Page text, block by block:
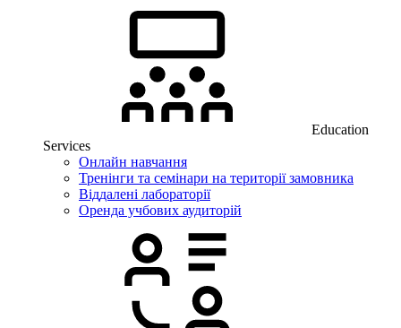
Education
Services
Онлайн навчання
Тренінги та семінари на території замовника
Віддалені лабораторії
Оренда учбових аудиторій